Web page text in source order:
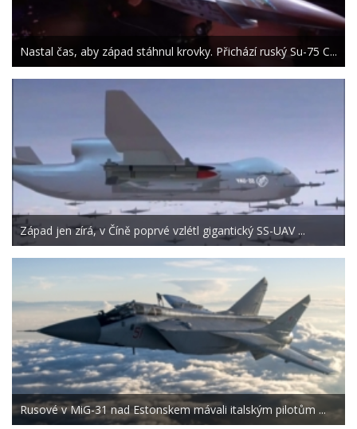
Nastal čas, aby západ stáhnul krovky. Přichází ruský Su-75 C...
Západ jen zírá, v Číně poprvé vzlétl gigantický SS-UAV ...
Rusové v MiG-31 nad Estonskem mávali italským pilotům ...